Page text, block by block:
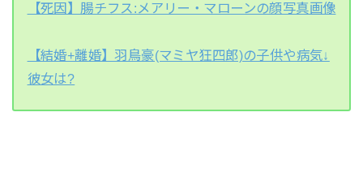
【死因】腸チフス:メアリー・マローンの顔写真画像
【結婚+離婚】羽鳥豪(マミヤ狂四郎)の子供や病気↓
彼女は?